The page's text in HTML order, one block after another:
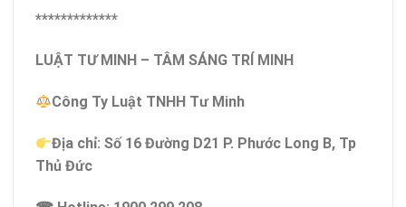
*************
LUẬT TƯ MINH – TÂM SÁNG TRÍ MINH
Công Ty Luật TNHH Tư Minh
Địa chỉ: Số 16 Đường D21 P. Phước Long B, Tp
Thủ Đức